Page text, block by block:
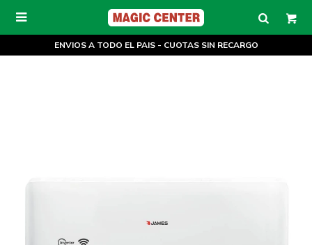

ENVIOS A TODO EL PAIS - CUOTAS SIN RECARGO